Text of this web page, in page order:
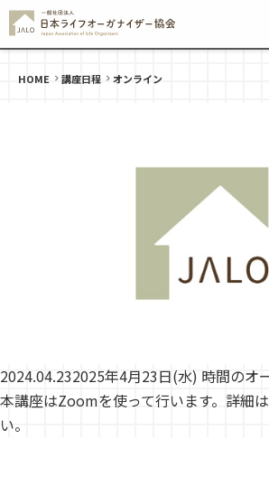
HOME 講座日程 オンライン
2024.04.232025年4月23日(水) 時間のオ
本講座はZoomを使って行います。詳細
い。